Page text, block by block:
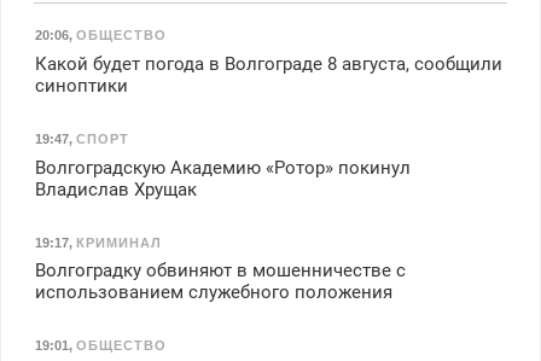
20:06, ОБЩЕСТВО
Какой будет погода в Волгограде 8 августа, сообщили
синоптики
19:47, СПОРТ
Волгоградскую Академию «Ротор» покинул
Владислав Хрущак
19:17, КРИМИНАЛ
Волгоградку обвиняют в мошенничестве с
использованием служебного положения
19:01, ОБЩЕСТВО